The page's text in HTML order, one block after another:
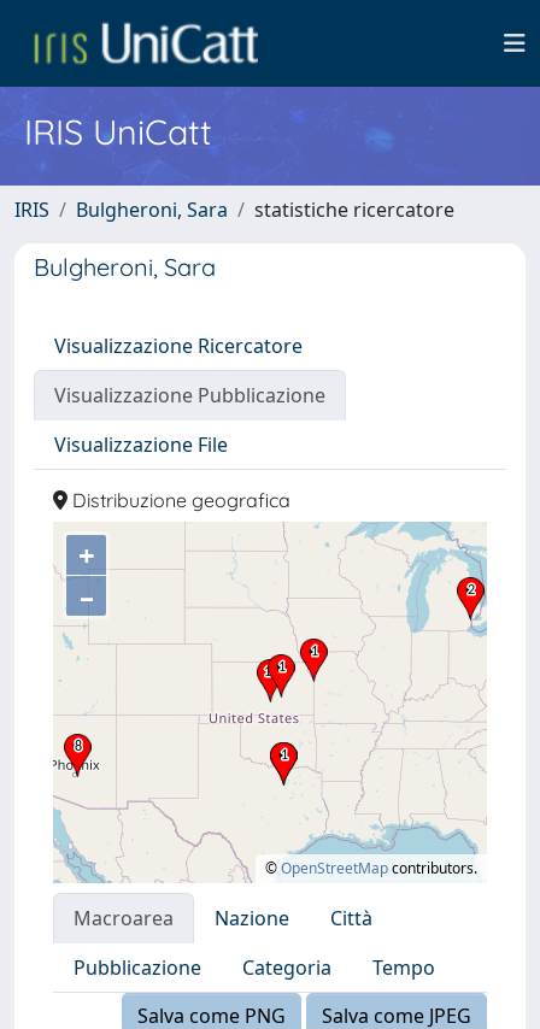
IRIS UniCatt
IRIS Bulgheroni, Sara statistiche ricercatore
Bulgheroni, Sara
Visualizzazione Ricercatore
Visualizzazione Pubblicazione
Visualizzazione File
Distribuzione geografica
+
–
©OpenStreetMapcontributors.
Macroarea Nazione
Città
Pubblicazione
Categoria
Tempo
Salva come PNG
Salva come JPEG